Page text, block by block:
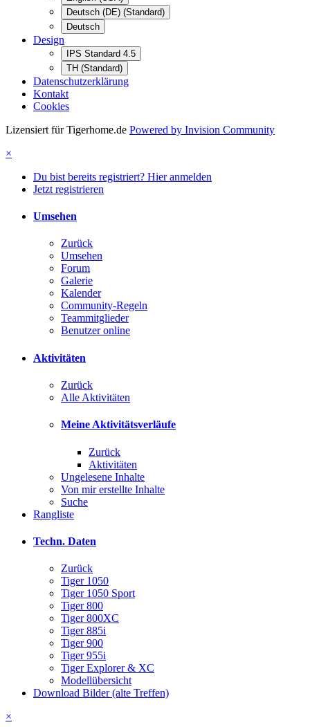
Deutsch (DE) (Standard)
Deutsch
Design
IPS Standard 4.5
TH (Standard)
Datenschutzerklärung
Kontakt
Cookies
Lizensiert für Tigerhome.de Powered by Invision Community
×
Du bist bereits registriert? Hier anmelden
Jetzt registrieren
Umsehen
Zurück
Umsehen
Forum
Galerie
Kalender
Community-Regeln
Teammitglieder
Benutzer online
Aktivitäten
Zurück
Alle Aktivitäten
Meine Aktivitätsverläufe
Zurück
Aktivitäten
Ungelesene Inhalte
Von mir erstellte Inhalte
Suche
Rangliste
Techn. Daten
Zurück
Tiger 1050
Tiger 1050 Sport
Tiger 800
Tiger 800XC
Tiger 885i
Tiger 900
Tiger 955i
Tiger Explorer & XC
Modellübersicht
Download Bilder (alte Treffen)
×